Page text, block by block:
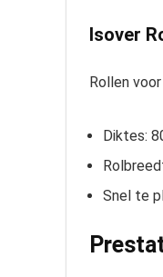
Isover
Rollen
Diktes:
Snel te